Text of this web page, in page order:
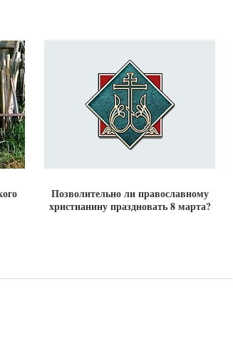
Позволительно ли православному
христианину праздновать 8 марта?